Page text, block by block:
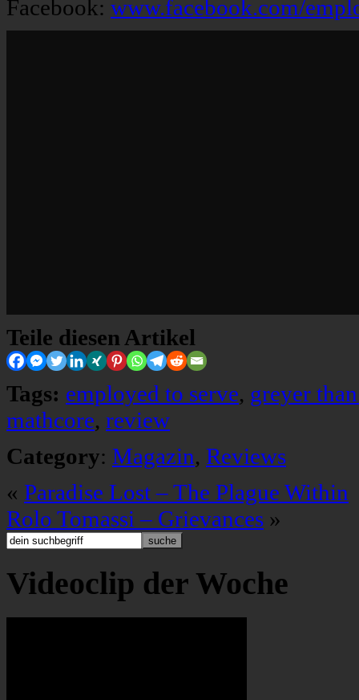
Facebook: www.facebook.com/
Teile diesen Artikel
Tags: employed to serve, greyer
mathcore, review
Category: Magazin, Reviews
« Paradise Lost – The Plague Within
Rolo Tomassi – Grievances »
Videoclip der Woche